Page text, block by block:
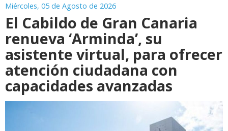
Miércoles, 05 de Agosto de 2026
El Cabildo de Gran Canaria
renueva ‘Arminda’, su
asistente virtual, para ofrecer
atención ciudadana con
capacidades avanzadas